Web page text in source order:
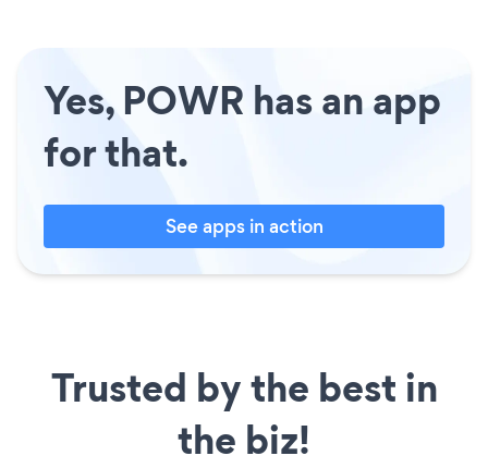
Yes, POWR has an app
for that.
See apps in action
Trusted by the best in
the biz!